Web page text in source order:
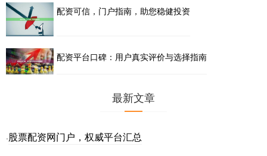
配资可信，门户指南，助您稳健投资
配资平台口碑：用户真实评价与选择指南
最新文章
·股票配资网门户，权威平台汇总